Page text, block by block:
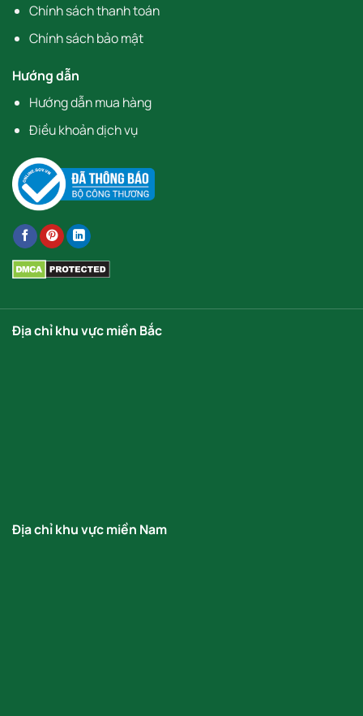
Chính sách thanh toán
Chính sách bảo mật
Hướng dẫn
Hướng dẫn mua hàng
Điều khoản dịch vụ
Địa chỉ khu vực miền Bắc
Địa chỉ khu vực miền Nam